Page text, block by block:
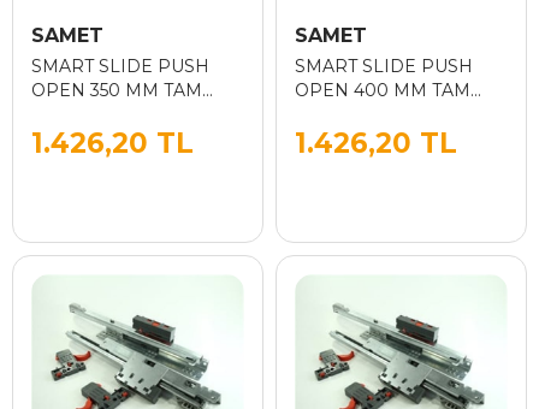
SAMET
SMART SLIDE PUSH
OPEN 350 MM TAM
1.426,20 TL
SAMET
SMART SLIDE PUSH
OPEN 400 MM TAM
1.426,20 TL